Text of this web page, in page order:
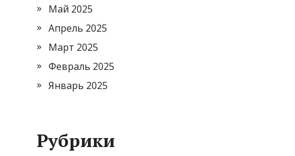
Май 2025
Апрель 2025
Март 2025
Февраль 2025
Январь 2025
Рубрики